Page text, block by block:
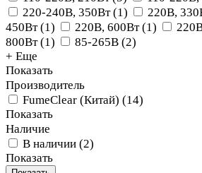
220-240В, 350Вт(1) 220В,
450Вт(1) 220В, 600Вт(1)
800Вт(1) 85-265В (2)
+ Еще
Показать
Производитель
FumeClear (Китай) (14)
Показать
Наличие
В наличии (2)
Показать